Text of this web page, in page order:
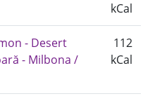
kCal
- Desert
- Milbona /
112
kCal